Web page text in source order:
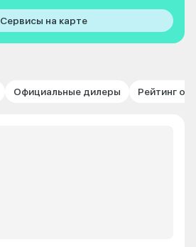
Сервисы на карте
Официальные дилеры Рейтинг